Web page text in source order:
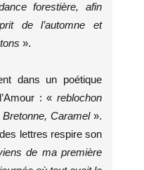
forestière, afin
de l’automne et
».
dans un poétique
: « reblochon
Caramel».
lettres respire son
de ma première